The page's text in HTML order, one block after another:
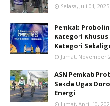
Selasa, Juli 01, 2025
Pemkab
Kategori Khusus
Kategori
Jumat, November
ASN Pemkab
Sekda Ugas
Energi
Jumat, April 10,